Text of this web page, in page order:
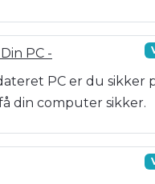
PC -
PC er du sikker
din computer sikker.